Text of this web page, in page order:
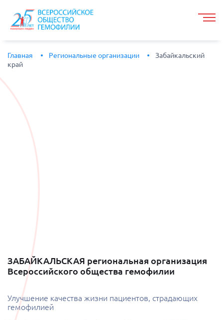
Главная Региональные организации
Забайкальский
край
ЗАБАЙКАЛЬСКАЯ региональная организация
Всероссийского общества гемофилии
Улучшение качества жизни пациентов, страдающих
гемофилией